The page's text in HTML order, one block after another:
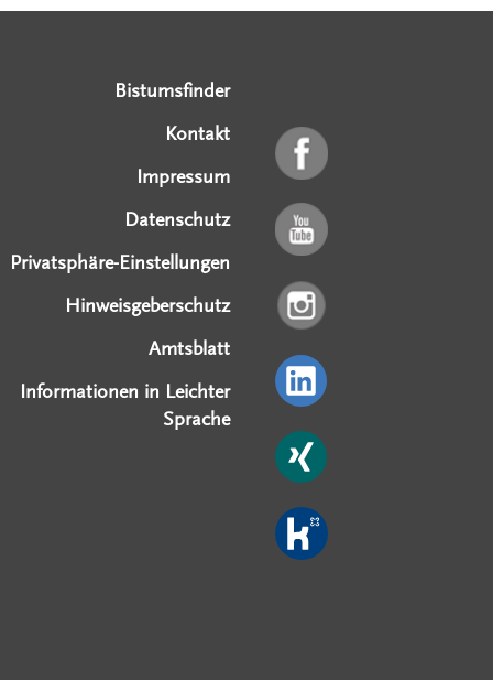
Bistumsfinder
Kontakt
Impressum
Datenschutz
Privatsphäre-Einstellungen
Hinweisgeberschutz
Amtsblatt
Informationen in Leichter
Sprache